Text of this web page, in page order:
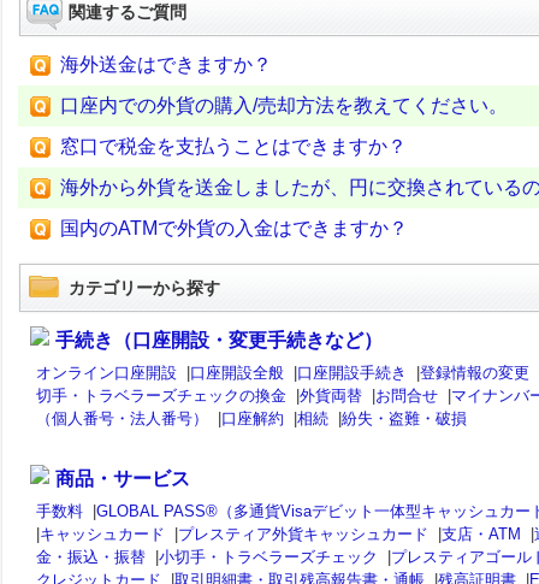
関連するご質問
海外送金はできますか？
口座内での外貨の購入/売却方法を教えてください。
窓口で税金を支払うことはできますか？
海外から外貨を送金しましたが、円に交換されている
国内のATMで外貨の入金はできますか？
カテゴリーから探す
手続き（口座開設・変更手続きなど）
オンライン口座開設 |口座開設全般 |口座開設手続き |登録情報の変更
切手・トラベラーズチェックの換金 |外貨両替 |お問合せ |マイナンバ
（個人番号・法人番号）
|口座解約 |相続 |紛失・盗難・破損
商品・サービス
手数料 |GLOBAL PASS®（多通貨Visaデビット一体型キャッシュカー
|キャッシュカード |プレスティア外貨キャッシュカード |支店・ATM |
金・振込・振替 |小切手・トラベラーズチェック |プレスティアゴール
クレジットカード
|取引明細書・取引残高報告書・通帳 |残高証明書 |